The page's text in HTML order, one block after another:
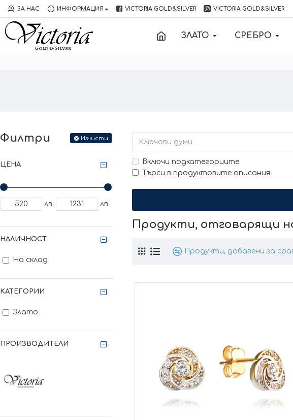
ЗА НАС ИНФОРМАЦИЯ VICTORIA GOLD&SILVER VICTORIA GOLD&SILVER
ЗЛАТО СРЕБРО
Филтри Изчисти
ЦЕНА
лв. лв.
КАТЕГОРИИ
Злато
ПРОИЗВОДИТЕЛИ
НАЛИЧНОСТ
На склад
Включи подкатегориите
Търси в продуктовите описания
Продукти, отговарящи
Продукти, добавени за